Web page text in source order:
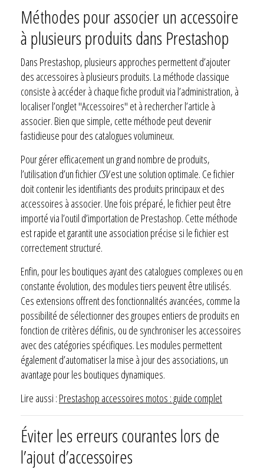
Méthodes pour associer un accessoire
à plusieurs produits dans Prestashop
Dans Prestashop, plusieurs approches permettent d’ajouter
des accessoires à plusieurs produits. La méthode classique
consiste à accéder à chaque fiche produit via l’administration, à
localiser l’onglet "Accessoires" et à rechercher l’article à
associer. Bien que simple, cette méthode peut devenir
fastidieuse pour des catalogues volumineux.
Pour gérer efficacement un grand nombre de produits,
l’utilisation d’un fichierCSVest une solution optimale. Ce fichier
doit contenir les identifiants des produits principaux et des
accessoires à associer. Une fois préparé, le fichier peut être
importé via l’outil d’importation de Prestashop. Cette méthode
est rapide et garantit une association précise si le fichier est
correctement structuré.
Enfin, pour les boutiques ayant des catalogues complexes ou en
constante évolution, des modules tiers peuvent être utilisés.
Ces extensions offrent des fonctionnalités avancées, comme la
possibilité de sélectionner des groupes entiers de produits en
fonction de critères définis, ou de synchroniser les accessoires
avec des catégories spécifiques. Les modules permettent
également d’automatiser la mise à jour des associations, un
avantage pour les boutiques dynamiques.
Lire aussi : Prestashop accessoires motos : guide complet
Éviter les erreurs courantes lors de
l’ajout d’accessoires